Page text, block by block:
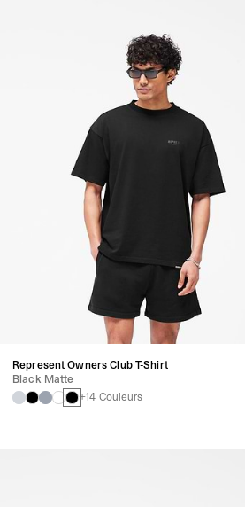
Represent Owners Club T-Shirt
Black Matte
+14 Couleurs